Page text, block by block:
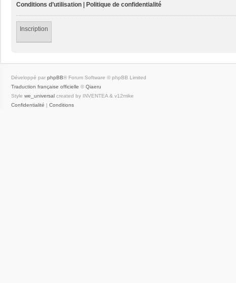
Conditions d’utilisation | Politique de confidentialité
Inscription
Développé par phpBB® Forum Software © phpBB Limited
Traduction française officielle © Qiaeru
Style we_universal created by INVENTEA & v12mike
Confidentialité | Conditions